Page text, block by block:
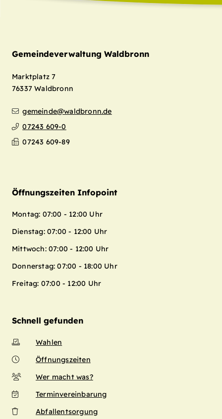
Gemeindeverwaltung Waldbronn
Marktplatz 7
76337 Waldbronn
gemeinde@waldbronn.de
07243 609-0
07243 609-89
Öffnungszeiten Infopoint
Montag: 07:00 - 12:00 Uhr
Dienstag: 07:00 - 12:00 Uhr
Mittwoch: 07:00 - 12:00 Uhr
Donnerstag: 07:00 - 18:00 Uhr
Freitag: 07:00 - 12:00 Uhr
Schnell gefunden
Wahlen
Öffnungszeiten
Wer macht was?
Terminvereinbarung
Abfallentsorgung